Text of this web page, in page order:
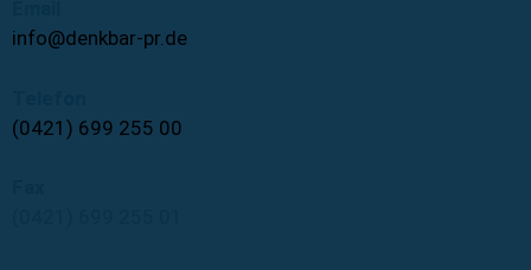
info@denkbar-pr.de
(0421) 699 255 00